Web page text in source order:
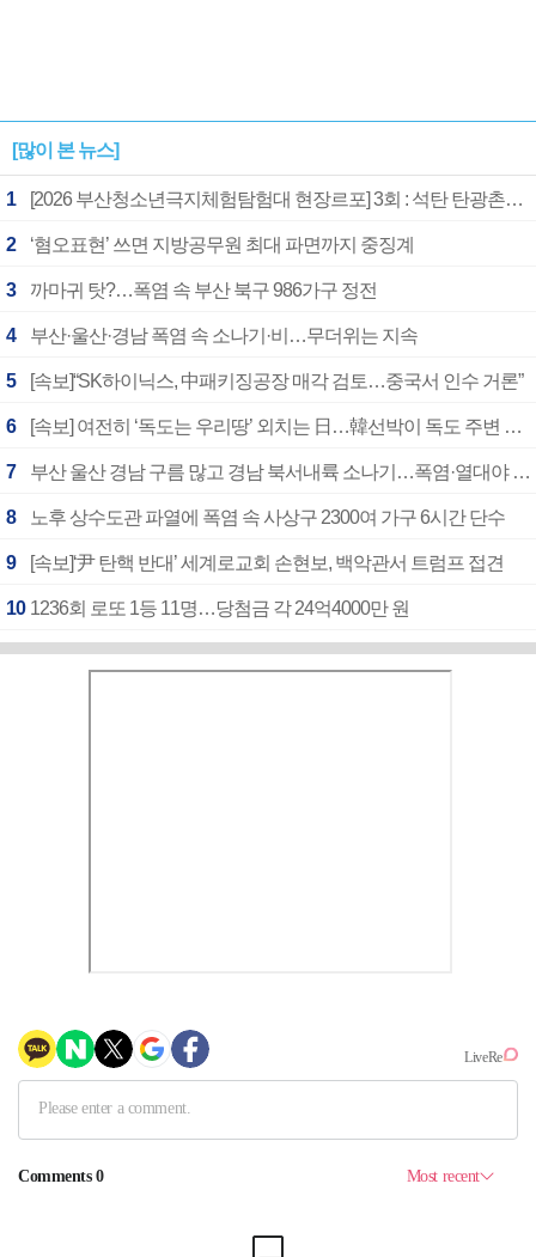
[많이 본 뉴스]
1 [2026 부산청소년극지체험탐험대 현장르포] 3회 : 석탄 탄광촌에서 북극 연구의 중심지로
2 ‘혐오표현’ 쓰면 지방공무원 최대 파면까지 중징계
3 까마귀 탓?…폭염 속 부산 북구 986가구 정전
4 부산·울산·경남 폭염 속 소나기·비…무더위는 지속
5 [속보]“SK하이닉스, 中패키징공장 매각 검토…중국서 인수 거론”
6 [속보] 여전히 ‘독도는 우리땅’ 외치는 日…韓선박이 독도 주변 해양조사 활동하자 반발
7 부산 울산 경남 구름 많고 경남 북서내륙 소나기…폭염·열대야 계속
8 노후 상수도관 파열에 폭염 속 사상구 2300여 가구 6시간 단수
9 [속보]‘尹 탄핵 반대’ 세계로교회 손현보, 백악관서 트럼프 접견
10 1236회 로또 1등 11명…당첨금 각 24억4000만 원